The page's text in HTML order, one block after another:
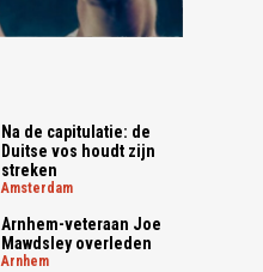
Na de capitulatie: de
Duitse vos houdt zijn
streken
amsterdam
Arnhem-veteraan Joe
Mawdsley overleden
arnhem